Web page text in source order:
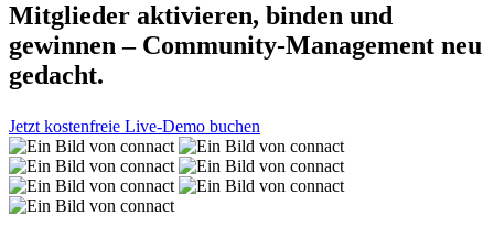
Mitglieder aktivieren, binden und
gewinnen – Community-Management neu
gedacht.
Jetzt kostenfreie Live-Demo buchen